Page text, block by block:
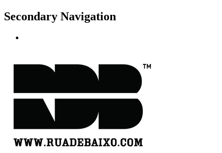
Secondary Navigation